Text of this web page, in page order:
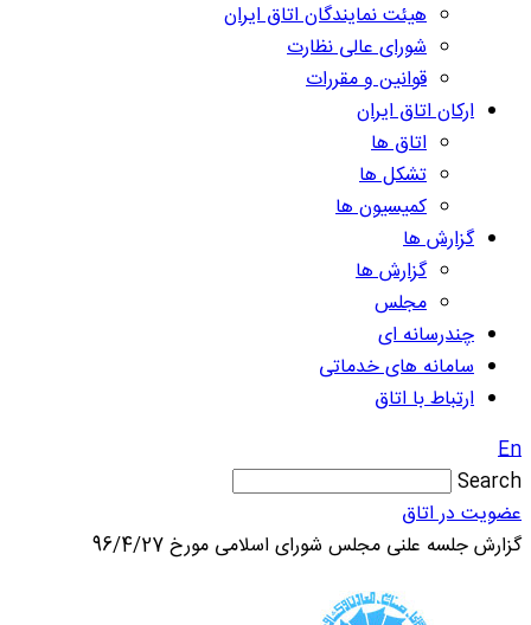
هیئت نمایندگان اتاق ایران
شورای عالی نظارت
قوانین و مقررات
ارکان اتاق ایران
اتاق ها
تشکل ها
کمیسیون ها
گزارش ها
گزارش ها
مجلس
چندرسانه ای
سامانه های خدماتی
ارتباط با اتاق
En
Search
عضویت در اتاق
گزارش جلسه علنی مجلس شورای اسلامی مورخ 96/4/27